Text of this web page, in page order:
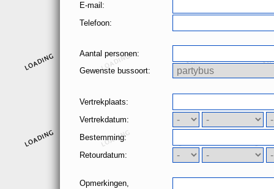
E-mail:
Telefoon:
Aantal personen:
Gewenste bussoort:
Vertrekplaats:
Vertrekdatum:
Bestemming:
Retourdatum:
Opmerkingen,